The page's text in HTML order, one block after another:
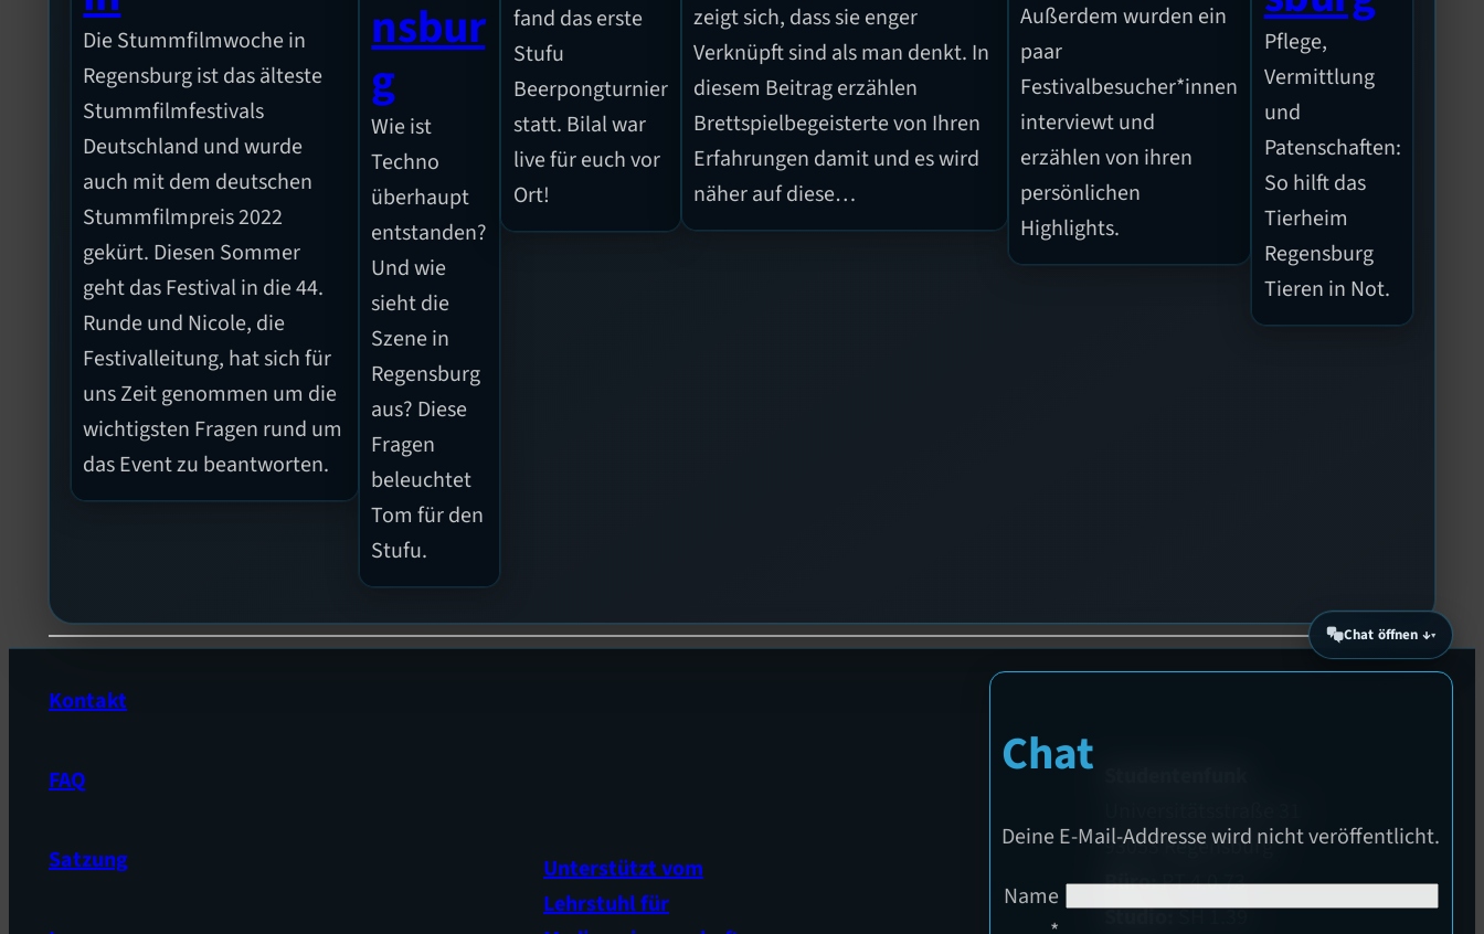
Die Stummfilmwoche in
Regensburg ist das älteste
Stummfilmfestivals
Deutschland und wurde
auch mit dem deutschen
Stummfilmpreis 2022
gekürt. Diesen Sommer
geht das Festival in die 44.
Runde und Nicole, die
Festivalleitung, hat sich für
uns Zeit genommen um die
wichtigsten Fragen rund um
das Event zu beantworten.
nsbur
g
Wie ist
Techno
überhaupt
entstanden?
Und wie
sieht die
Szene in
Regensburg
aus? Diese
Fragen
beleuchtet
Tom für den
Stufu.
fand das erste
Stufu
Beerpongturnier
statt. Bilal war
live für euch vor
Ort!
zeigt sich, dass sie enger
Verknüpft sind als man denkt. In
diesem Beitrag erzählen
Brettspielbegeisterte von Ihren
Erfahrungen damit und es wird
näher auf diese…
Außerdem wurden ein
paar
Festivalbesucher*innen
interviewt und
erzählen von ihren
persönlichen
Highlights.
Pflege,
Vermittlung
und
Patenschaften:
So hilft das
Tierheim
Regensburg
Tieren in Not.
Kontakt
FAQ
Satzung
Unterstützt vom
Lehrstuhl für
93053 Regensburg
Büro:PT 4.0.73
Studio:SH 1.39
Chat öffnen ↓
Chat
Deine E-Mail-Addresse wird nicht veröffentlicht.
Name